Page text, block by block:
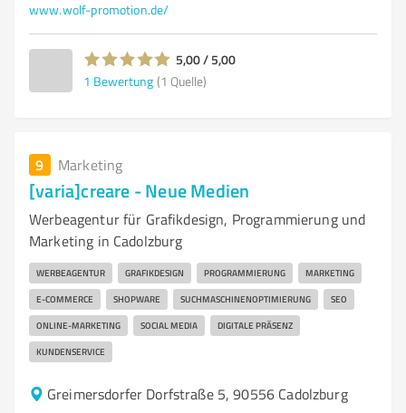
www.wolf-promotion.de/
5,00 / 5,00
1 Bewertung (1 Quelle)
9 Marketing
[varia]creare - Neue Medien
Werbeagentur für Grafikdesign, Programmierung und
Marketing in Cadolzburg
WERBEAGENTUR GRAFIKDESIGN PROGRAMMIERUNG MARKETING
E-COMMERCE SHOPWARE SUCHMASCHINENOPTIMIERUNG SEO
ONLINE-MARKETING SOCIAL MEDIA DIGITALE PRÄSENZ
KUNDENSERVICE
Greimersdorfer Dorfstraße 5, 90556 Cadolzburg